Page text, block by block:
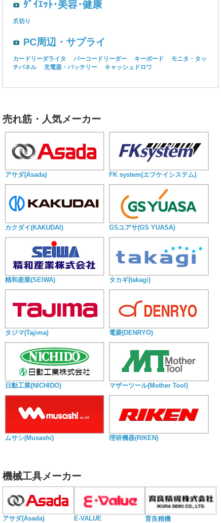
ﾀﾞｲｴｯﾄ･美容･健康
爪切り
PC周辺・サプライ
カードリーダライタ バーコードリーダー キーボード
モニタ・タッ
チパネル
充電器・バッテリー キャッシュドロワ
売れ筋・人気メーカー
アサダ(Asada) FK system(エフケイシステム)
カクダイ(KAKUDAI) GSユアサ(GS YUASA)
精和産業(SEIWA) タカギ(takagi)
タジマ(Tajima) 電菱(DENRYO)
日動工業(NICHIDO) マザーツール(Mother Tool)
ムサシ(Musashi) 理研機器(RIKEN)
機械工具メーカー
アサダ(Asada) E-VALUE 育良精機